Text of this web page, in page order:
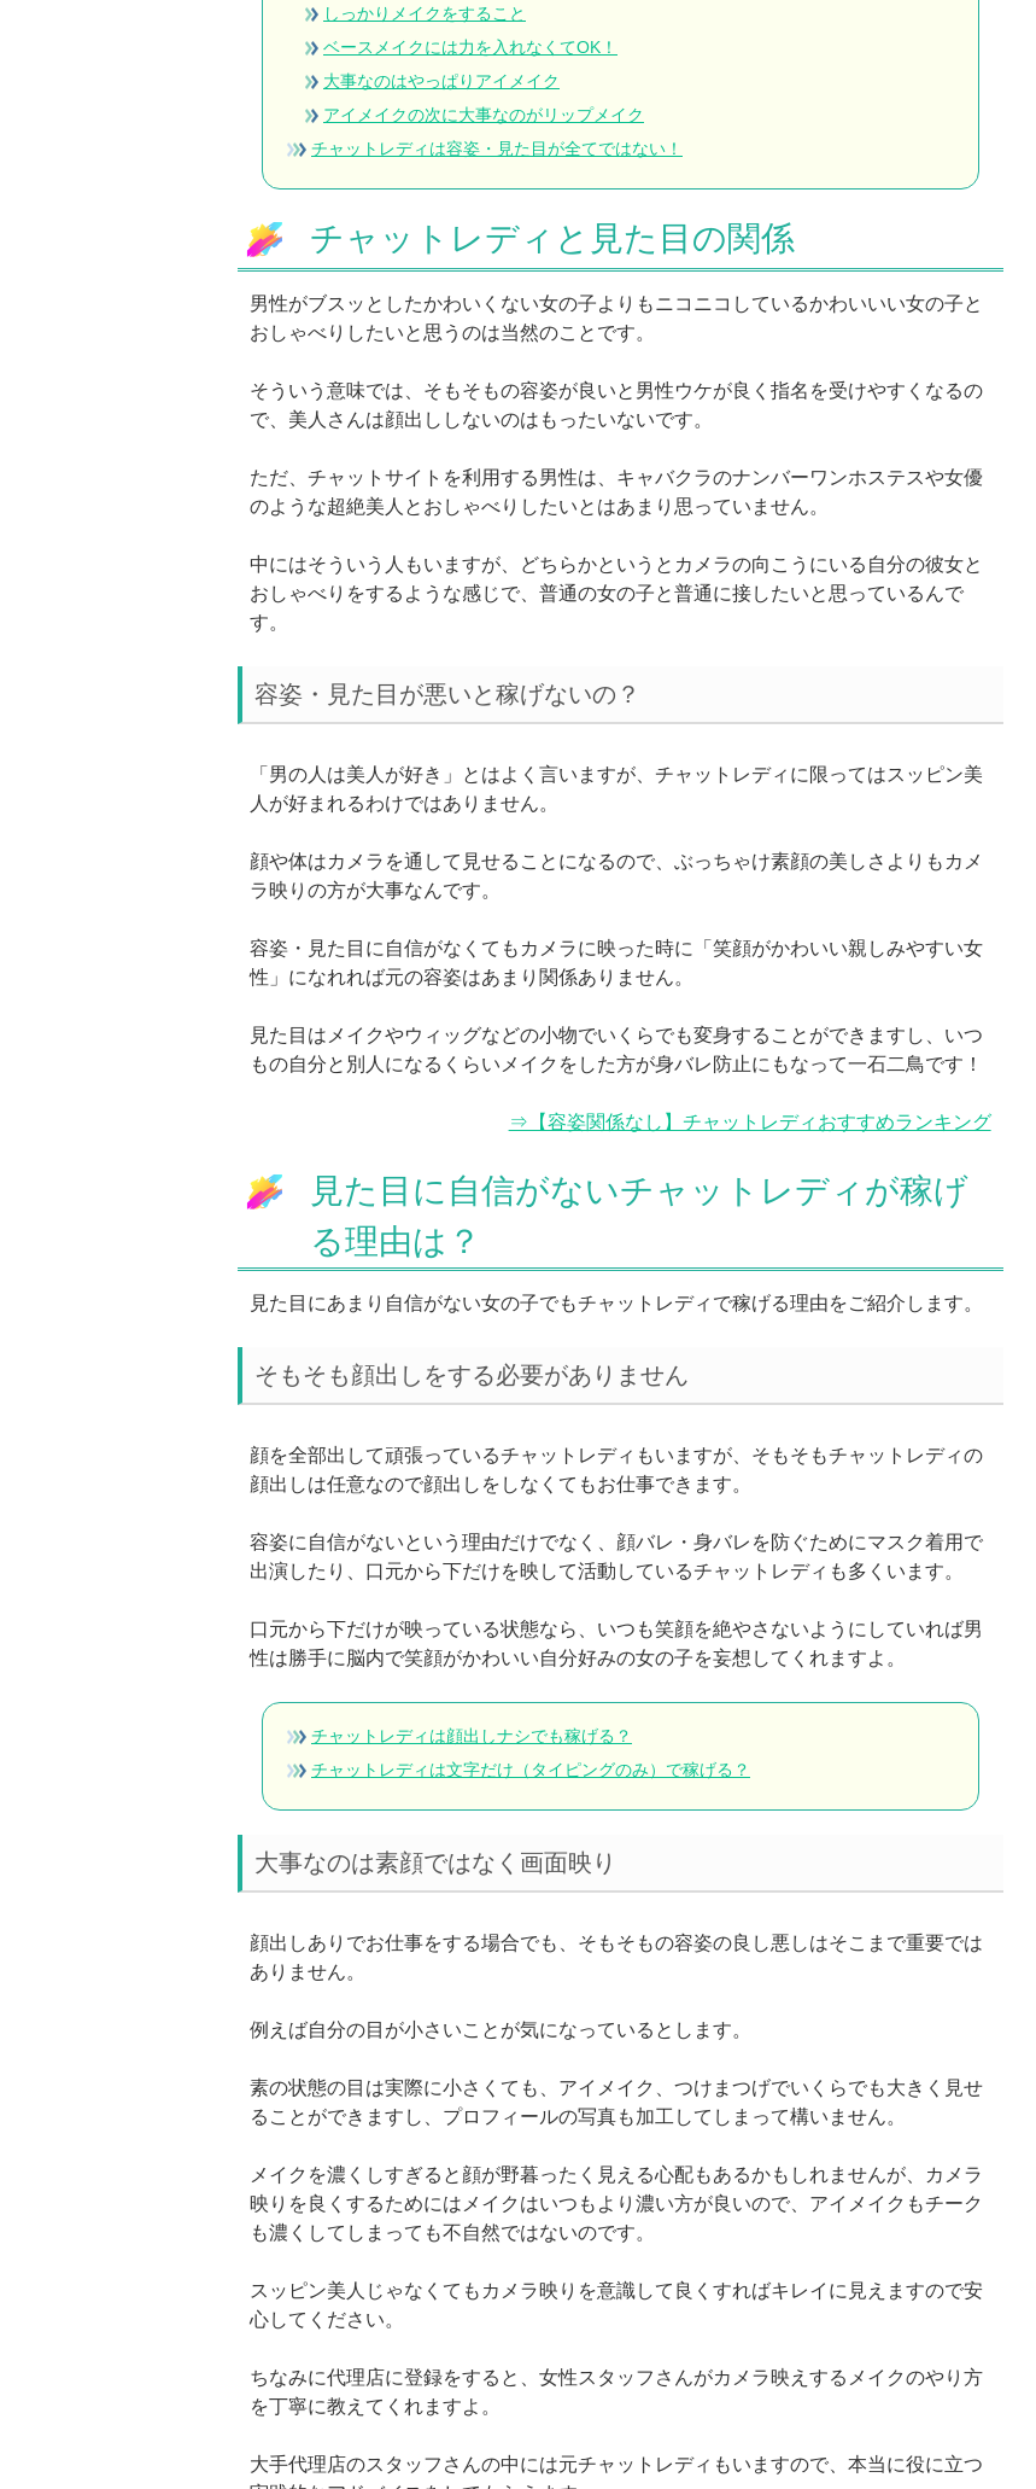
しっかりメイクをすること
ベースメイクには力を入れなくてOK！
大事なのはやっぱりアイメイク
アイメイクの次に大事なのがリップメイク
チャットレディは容姿・見た目が全てではない！
チャットレディと見た目の関係
男性がブスッとしたかわいくない女の子よりもニコニコしているかわいいい女の子と
おしゃべりしたいと思うのは当然のことです。
そういう意味では、そもそもの容姿が良いと男性ウケが良く指名を受けやすくなるの
で、美人さんは顔出ししないのはもったいないです。
ただ、チャットサイトを利用する男性は、キャバクラのナンバーワンホステスや女優
のような超絶美人とおしゃべりしたいとはあまり思っていません。
中にはそういう人もいますが、どちらかというとカメラの向こうにいる自分の彼女と
おしゃべりをするような感じで、普通の女の子と普通に接したいと思っているんで
す。
容姿・見た目が悪いと稼げないの？
「男の人は美人が好き」とはよく言いますが、チャットレディに限ってはスッピン美
人が好まれるわけではありません。
顔や体はカメラを通して見せることになるので、ぶっちゃけ素顔の美しさよりもカメ
ラ映りの方が大事なんです。
容姿・見た目に自信がなくてもカメラに映った時に「笑顔がかわいい親しみやすい女
性」になれれば元の容姿はあまり関係ありません。
見た目はメイクやウィッグなどの小物でいくらでも変身することができますし、いつ
もの自分と別人になるくらいメイクをした方が身バレ防止にもなって一石二鳥です！
⇒【容姿関係なし】チャットレディおすすめランキング
見た目に自信がないチャットレディが稼げ
る理由は？
見た目にあまり自信がない女の子でもチャットレディで稼げる理由をご紹介します。
そもそも顔出しをする必要がありません
顔を全部出して頑張っているチャットレディもいますが、そもそもチャットレディの
顔出しは任意なので顔出しをしなくてもお仕事できます。
容姿に自信がないという理由だけでなく、顔バレ・身バレを防ぐためにマスク着用で
出演したり、口元から下だけを映して活動しているチャットレディも多くいます。
口元から下だけが映っている状態なら、いつも笑顔を絶やさないようにしていれば男
性は勝手に脳内で笑顔がかわいい自分好みの女の子を妄想してくれますよ。
チャットレディは顔出しナシでも稼げる？
チャットレディは文字だけ（タイピングのみ）で稼げる？
大事なのは素顔ではなく画面映り
顔出しありでお仕事をする場合でも、そもそもの容姿の良し悪しはそこまで重要では
ありません。
例えば自分の目が小さいことが気になっているとします。
素の状態の目は実際に小さくても、アイメイク、つけまつげでいくらでも大きく見せ
ることができますし、プロフィールの写真も加工してしまって構いません。
メイクを濃くしすぎると顔が野暮ったく見える心配もあるかもしれませんが、カメラ
映りを良くするためにはメイクはいつもより濃い方が良いので、アイメイクもチーク
も濃くしてしまっても不自然ではないのです。
スッピン美人じゃなくてもカメラ映りを意識して良くすればキレイに見えますので安
心してください。
ちなみに代理店に登録をすると、女性スタッフさんがカメラ映えするメイクのやり方
を丁寧に教えてくれますよ。
大手代理店のスタッフさんの中には元チャットレディもいますので、本当に役に立つ